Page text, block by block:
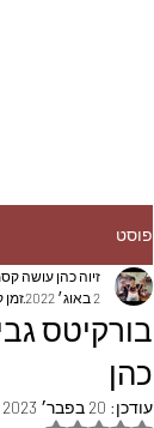
פוסט
בורקיטס
כהן
זיוה כהן עושה
2 באוג׳ 2022
זמן
עודכן: 20 בפבר׳ 2023